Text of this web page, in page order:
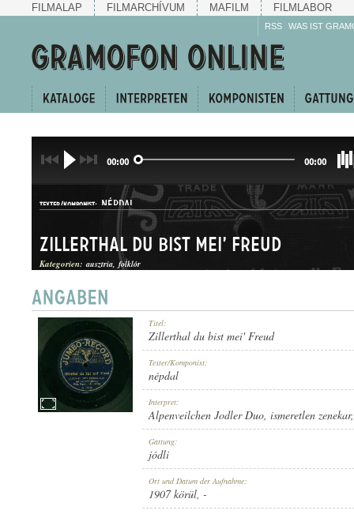
FILMALAP FILMARCHÍVUM MAFILM FILMLABOR
RSS WAS IST
00:00 00:00
TEXTER/KOMPONIST: NÉPDAL
JÓDLI
1907 KÖRÜL
Zillerthal du bist mei' Freud
Kategorien: ausztria folklór
Titel:
Zillerthal du bist mei' Freud
Texter/Komponist:
népdal
Interpret:
Alpenveilchen Jodler Duo, ismeretlen zenekar
Gattung:
jódli
Ort und Datum der Aufnahme:
1907 körül, -